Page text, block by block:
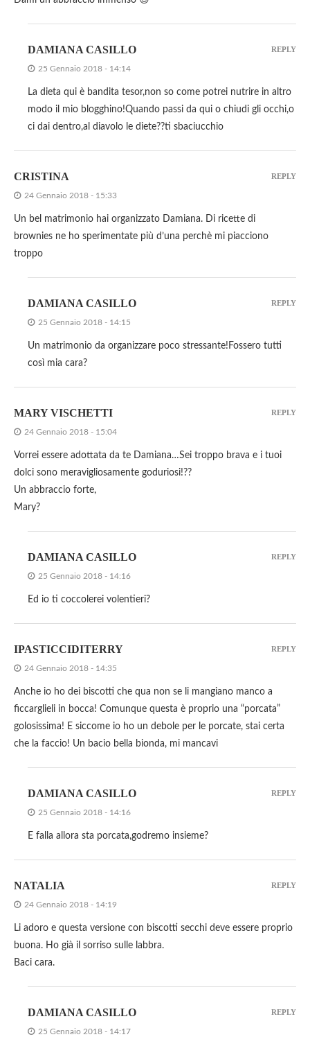
DAMIANA CASILLO
25 Gennaio 2018 - 14:14
La dieta qui è bandita tesor,non so come potrei nutrire in altro
modo il mio blogghino!Quando passi da qui o chiudi gli occhi,o
ci dai dentro,al diavolo le diete??ti sbaciucchio
REPLY
CRISTINA
24 Gennaio 2018 - 15:33
Un bel matrimonio hai organizzato Damiana. Di ricette di
brownies ne ho sperimentate più d’una perchè mi piacciono
troppo
REPLY
DAMIANA CASILLO
25 Gennaio 2018 - 14:15
Un matrimonio da organizzare poco stressante!Fossero tutti
così mia cara?
REPLY
MARY VISCHETTI
24 Gennaio 2018 - 15:04
Vorrei essere adottata da te Damiana…Sei troppo brava e i tuoi
dolci sono meravigliosamente goduriosi!??
Un abbraccio forte,
Mary?
REPLY
DAMIANA CASILLO
25 Gennaio 2018 - 14:16
Ed io ti coccolerei volentieri?
REPLY
IPASTICCIDITERRY
24 Gennaio 2018 - 14:35
Anche io ho dei biscotti che qua non se li mangiano manco a
ficcarglieli in bocca! Comunque questa è proprio una “porcata”
golosissima! E siccome io ho un debole per le porcate, stai certa
che la faccio! Un bacio bella bionda, mi mancavi
REPLY
DAMIANA CASILLO
25 Gennaio 2018 - 14:16
E falla allora sta porcata,godremo insieme?
REPLY
NATALIA
24 Gennaio 2018 - 14:19
Li adoro e questa versione con biscotti secchi deve essere proprio
buona. Ho già il sorriso sulle labbra.
Baci cara.
REPLY
DAMIANA CASILLO
25 Gennaio 2018 - 14:17
REPLY